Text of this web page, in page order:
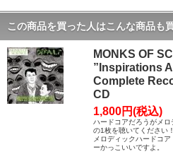
この商品を買った人はこんな商品も
MONKS OF
”Inspirations
Complete
CD
1,800円(税込)
ハードコアだろうがメ
の1枚を聴いてください
メロディックハードコ
ーかっこいいですよ。